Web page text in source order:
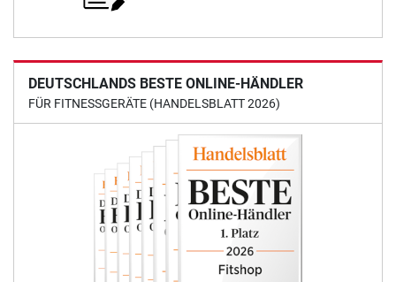
DEUTSCHLANDS BESTE ONLINE-HÄNDLER
FÜR FITNESSGERÄTE (HANDELSBLATT 2026)